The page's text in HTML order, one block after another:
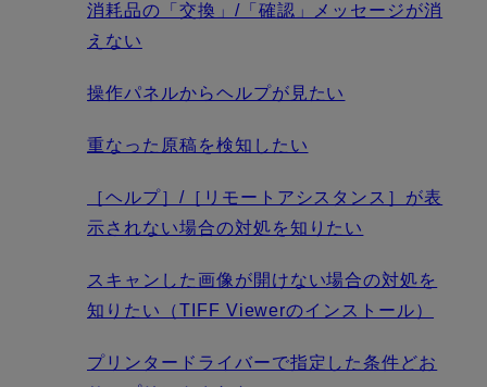
消耗品の「交換」/「確認」メッセージが消
えない
操作パネルからヘルプが見たい
重なった原稿を検知したい
［ヘルプ］/［リモートアシスタンス］が表
示されない場合の対処を知りたい
スキャンした画像が開けない場合の対処を
知りたい（TIFF Viewerのインストール）
プリンタードライバーで指定した条件どお